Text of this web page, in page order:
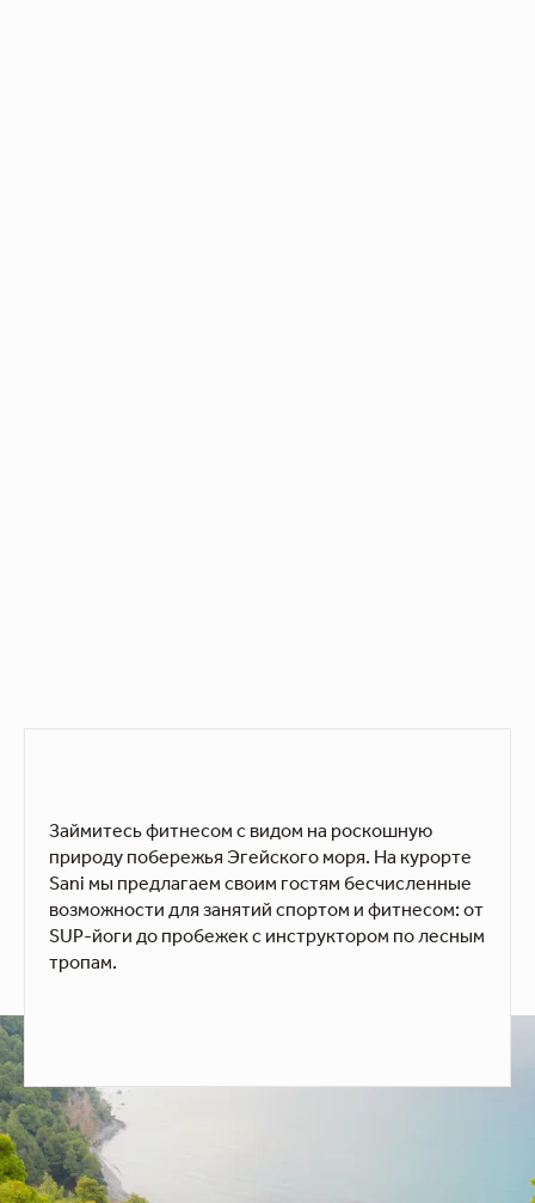
Займитесь фитнесом с видом на роскошную
природу побережья Эгейского моря. На курорте
Sani мы предлагаем своим гостям бесчисленные
возможности для занятий спортом и фитнесом: от
SUP-йоги до пробежек с инструктором по лесным
тропам.